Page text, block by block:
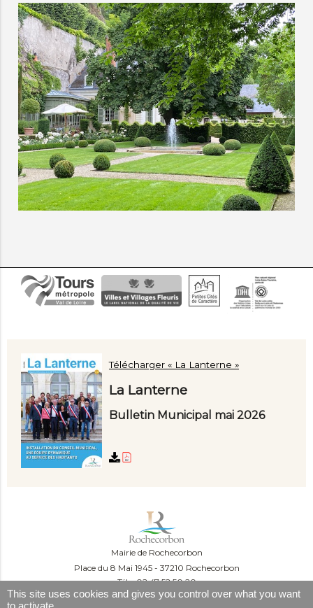
Télécharger « La Lanterne »
La Lanterne
Bulletin Municipal mai 2026
Mairie de Rochecorbon
Place du 8 Mai 1945
37210 Rochecorbon
Tél. : 02 47 52 50 20
Du lundi au mercredi :
This site uses cookies and gives you control over what you want
to activate